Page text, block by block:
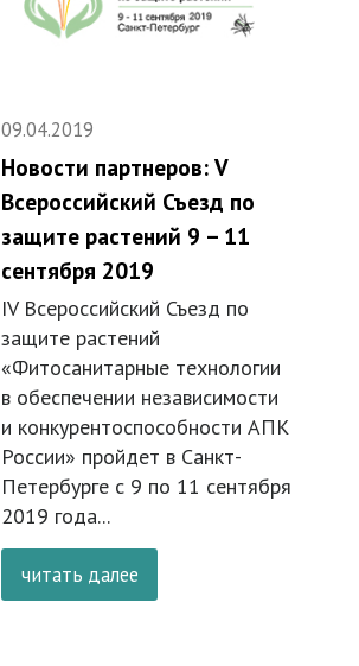
09.04.2019
Новости партнеров: V
Всероссийский Съезд по
защите растений 9 – 11
сентября 2019
IV Всероссийский Съезд по
защите растений
«Фитосанитарные технологии
в обеспечении независимости
и конкурентоспособности АПК
России» пройдет в Санкт-
Петербурге с 9 по 11 сентября
2019 года...
читать далее